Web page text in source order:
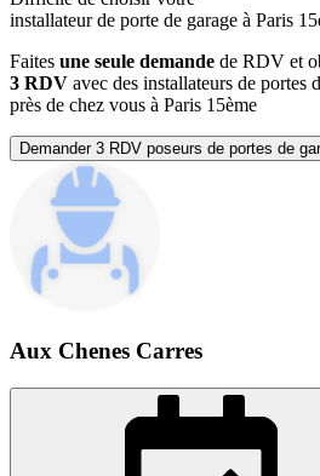
installateur de porte de garage à Paris
Faites une seule demande de RDV et
3 RDV avec des installateurs de portes
près de chez vous à Paris 15ème
Demander 3 RDV poseurs de portes de
Aux Chenes Carres